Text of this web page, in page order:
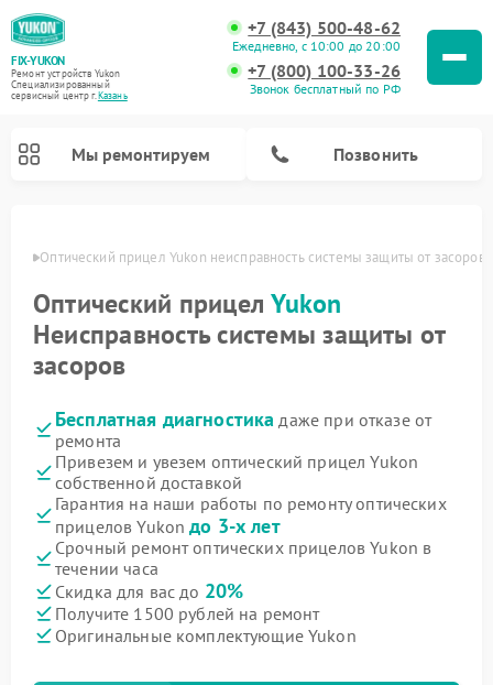
FIX-YUKON
Ремонт устройств Yukon
Специализированный
cервисный центр г.Казань
+7 (843) 500-48-62
Ежедневно, с 10:00 до 20:00
+7 (800) 100-33-26
Звонок бесплатный по РФ
Мы ремонтируем Позвонить
Оптический прицел Yukon неисправность системы защиты от засоров
Оптический прицелYukon
Неисправность системы защиты от
засоров
Бесплатная диагностика даже при отказе от
ремонта
Привезем и увезем оптический прицел Yukon
собственной доставкой
Гарантия на наши работы по ремонту оптических
прицелов Yukonдо 3-х лет
Срочный ремонт оптических прицелов Yukon в
течении часа
Скидка для вас до 20%
Получите 1500 рублей на ремонт
Оригинальные комплектующие Yukon